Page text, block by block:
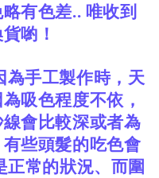
有色差.. 唯收到
喲！
為手工製作時，天
吸色程度不依，
會比較深或者為
些頭髮的吃色會
正常的狀況、而圍